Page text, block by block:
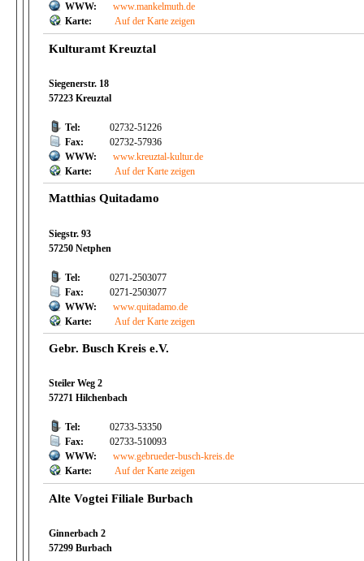
WWW:
www.mankelmuth.de
Karte:
Auf der Karte zeigen
Kulturamt Kreuztal
Siegenerstr. 18
57223 Kreuztal
Tel:
02732-51226
Fax:
02732-57936
WWW:
www.kreuztal-kultur.de
Karte:
Auf der Karte zeigen
Matthias Quitadamo
Siegstr. 93
57250 Netphen
Tel:
0271-2503077
Fax:
0271-2503077
WWW:
www.quitadamo.de
Karte:
Auf der Karte zeigen
Gebr. Busch Kreis e.V.
Steiler Weg 2
57271 Hilchenbach
Tel:
02733-53350
Fax:
02733-510093
WWW:
www.gebrueder-busch-kreis.de
Karte:
Auf der Karte zeigen
Alte Vogtei Filiale Burbach
Ginnerbach 2
57299 Burbach